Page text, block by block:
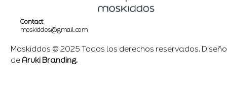
Contact
moskiddos@gmail.com
Moskiddos © 2025 Todos los derechos reservados. Diseño
de Aruki Branding.